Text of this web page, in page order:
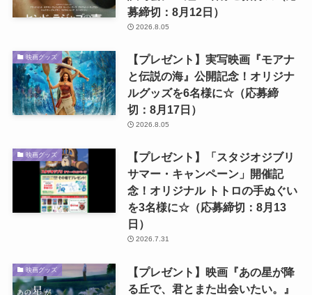
募締切：8月12日）
2026.8.05
映画グッズ
【プレゼント】実写映画『モアナ
と伝説の海』公開記念！オリジナ
ルグッズを6名様に☆（応募締
切：8月17日）
2026.8.05
映画グッズ
【プレゼント】「スタジオジブリ
サマー・キャンペーン」開催記
念！オリジナル トトロの手ぬぐい
を3名様に☆（応募締切：8月13
日）
2026.7.31
映画グッズ
【プレゼント】映画『あの星が降
る丘で、君とまた出会いたい。』